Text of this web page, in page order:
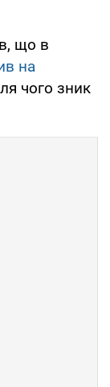
що в
на
чого зник